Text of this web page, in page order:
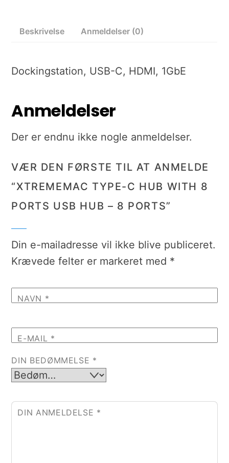
Beskrivelse Anmeldelser (0)
Dockingstation, USB-C, HDMI, 1GbE
Anmeldelser
Der er endnu ikke nogle anmeldelser.
VÆR DEN FØRSTE TIL AT ANMELDE
“XTREMEMAC TYPE-C HUB WITH 8
PORTS USB HUB – 8 PORTS”
Din e-mailadresse vil ikke blive publiceret.
Krævede felter er markeret med *
NAVN *
E-MAIL *
DIN BEDØMMELSE *
DIN ANMELDELSE *